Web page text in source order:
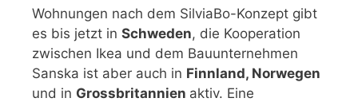
Wohnungen nach dem SilviaBo-Konzept gibt
es bis jetzt in Schweden, die Kooperation
zwischen Ikea und dem Bauunternehmen
Sanska ist aber auch in Finnland, Norwegen
und in Grossbritannien aktiv. Eine